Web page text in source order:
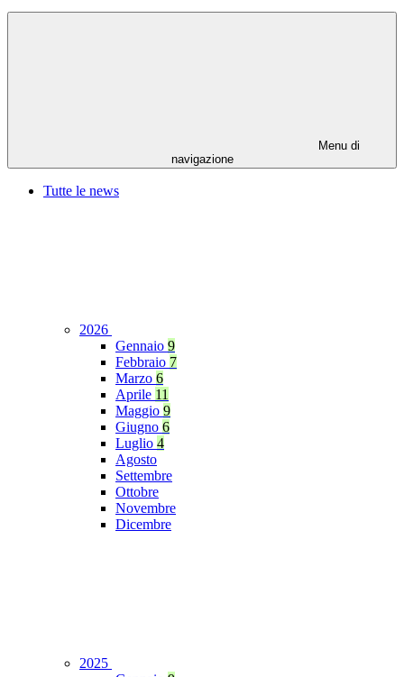
Menu di
navigazione
Tutte le news
2026
Gennaio 9
Febbraio 7
Marzo 6
Aprile 11
Maggio 9
Giugno 6
Luglio 4
Agosto
Settembre
Ottobre
Novembre
Dicembre
2025